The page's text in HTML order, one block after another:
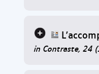
in Contraste, 24